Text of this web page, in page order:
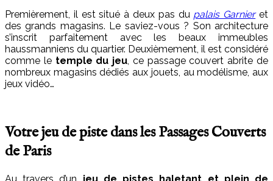
Premièrement, il est situé à deux pas du palais Garnieret
des grands magasins. Le saviez-vous ? Son architecture
s’inscrit parfaitement avec les beaux immeubles
haussmanniens du quartier. Deuxièmement, il est considéré
comme le temple du jeu, ce passage couvert abrite de
nombreux magasins dédiés aux jouets, au modélisme, aux
jeux vidéo…
Votre jeu de piste dans les Passages Couverts
de Paris